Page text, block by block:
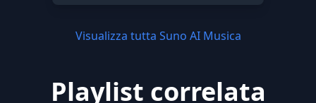
Visualizza tutta Suno AI Musica
Playlist correlata